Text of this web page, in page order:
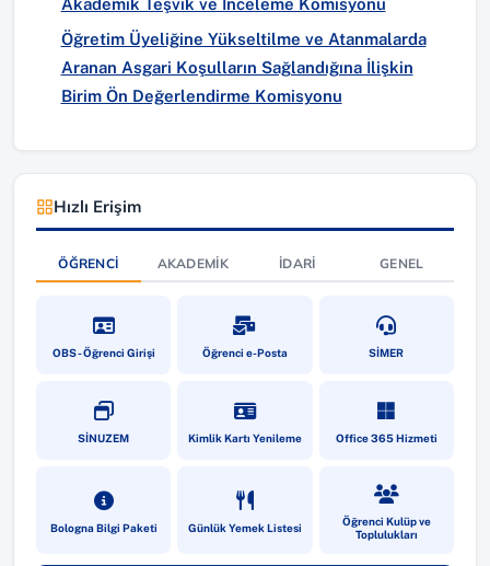
Akademik Teşvik ve İnceleme Komisyonu
Öğretim Üyeliğine Yükseltilme ve Atanmalarda
Aranan Asgari Koşulların Sağlandığına İlişkin
Birim Ön Değerlendirme Komisyonu
Hızlı Erişim
ÖĞRENCI AKADEMIK İDARI GENEL
OBS - Öğrenci Girişi(yeni sekmede açılır)Öğrenci e-Posta(yeni sekmede açılır)SİMER(yeni sekmede
SİNUZEM(yeni sekmede açılır)Kimlik Kartı Yenileme(yeni sekmede açılır)Office 365 Hizmeti
(yeni sekmede
Bologna Bilgi Paketi(yeni sekmede açılır)Günlük Yemek Listesi(yeni sekmede açılır)Öğrenci Kulüp ve
Toplulukları
(yeni sekmede